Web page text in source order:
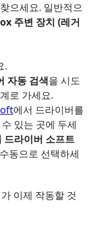
으세요. 일반적으
주변 장치 (레거
.
자동 검색을 시도
로 가세요.
에서 드라이버를
있는 곳에 두세
드라이버 소프트
동으로 선택하세
이제 작동할 것